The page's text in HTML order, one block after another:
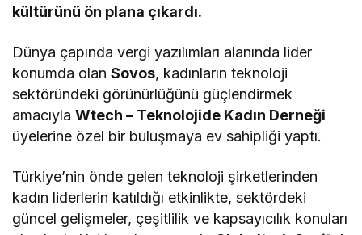
kültürünü ön plana çıkardı.
Dünya çapında vergi yazılımları alanında lider
konumda olanSovos, kadınların teknoloji
sektöründeki görünürlüğünü güçlendirmek
amacıylaWtech – Teknolojide Kadın Derneği
üyelerine özel bir buluşmaya ev sahipliği yaptı.
Türkiye’nin önde gelen teknoloji şirketlerinden
kadın liderlerin katıldığı etkinlikte, sektördeki
güncel gelişmeler, çeşitlilik ve kapsayıcılık konuları